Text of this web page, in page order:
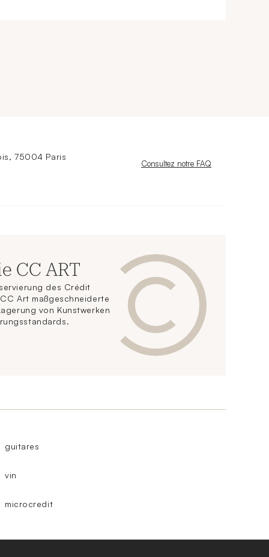
75004 Paris
Nouvelle fenêtre
Consultez notre FAQ
CC ART
des Crédit
Art maßgeschneiderte
von Kunstwerken
guitares
vin
microcredit